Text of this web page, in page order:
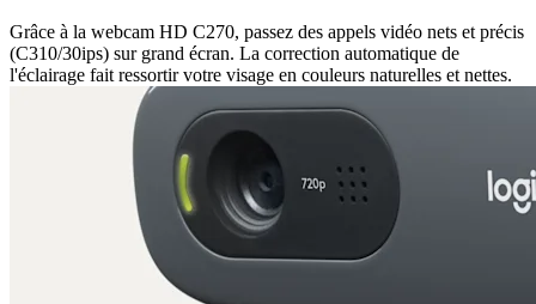
Grâce à la webcam HD C270, passez des appels vidéo nets et précis
(C310/30ips) sur grand écran. La correction automatique de
l'éclairage fait ressortir votre visage en couleurs naturelles et nettes.